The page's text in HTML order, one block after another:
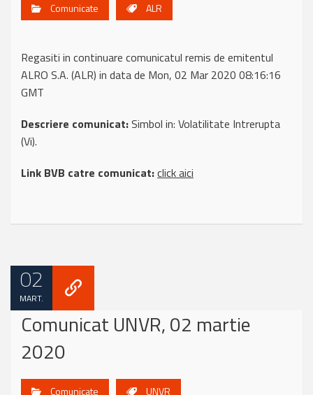
Comunicate ALR
Regasiti in continuare comunicatul remis de emitentul
ALRO S.A. (ALR) in data de Mon, 02 Mar 2020 08:16:16
GMT
Descriere comunicat:Simbol in: Volatilitate Intrerupta
(Vi).
Link BVB catre comunicat:click aici
02
MART.
Comunicat UNVR, 02 martie
2020
Comunicate UNVR